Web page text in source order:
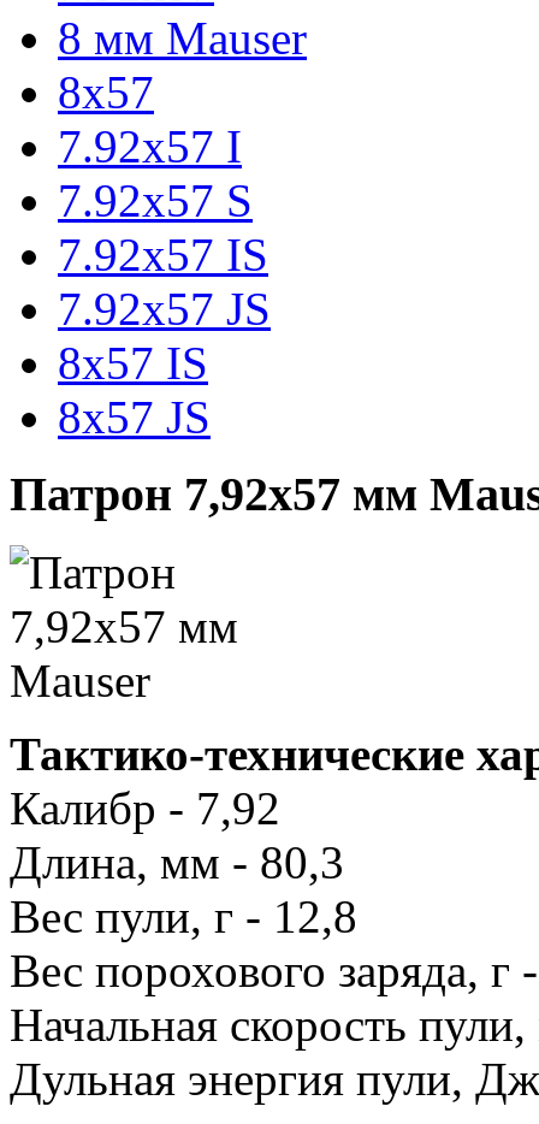
8 мм Mauser
8x57
7.92x57 I
7.92x57 S
7.92х57 IS
7.92х57 JS
8x57 IS
8х57 JS
Патрон 7,92x57 мм
Тактико-технические
Калибр - 7,92
Длина, мм - 80,3
Вес пули, г - 12,8
Вес порохового заряда, г
Начальная скорость
Дульная энергия пули,